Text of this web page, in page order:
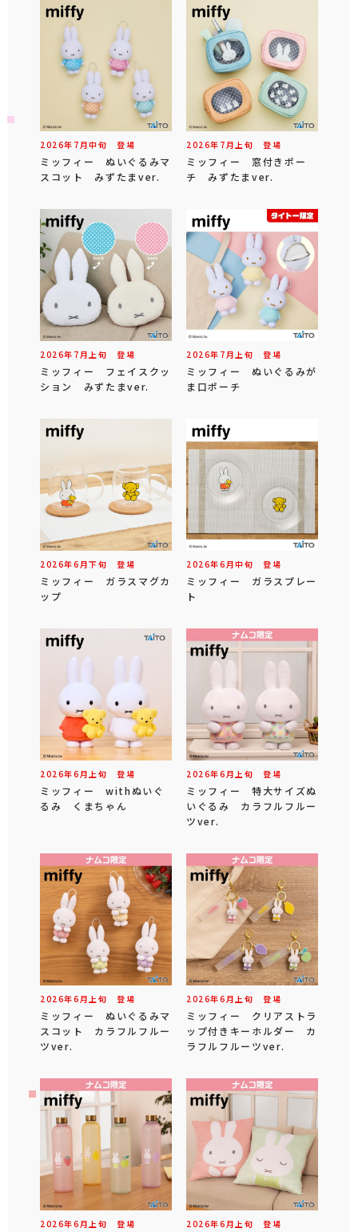
2026年 7 月中旬 登場
ミッフィー ぬいぐるみマ
スコット みずたまver.
2026年 7 月 上旬 登場
ミッフィー 窓付きポー
チ みずたまver.
2026年 7 月 上旬 登場
ミッフィー フェイスクッ
ション みずたまver.
2026年 7 月 上旬 登場
ミッフィー ぬいぐるみが
ま口ポーチ
2026年6 月下旬 登場
ミッフィー ガラスマグカ
ップ
2026年6 月中旬 登場
ミッフィー ガラスプレー
ト
2026年6 月 上旬 登場
ミッフィー withぬいぐ
るみ くまちゃん
2026年6 月 上旬 登場
ミッフィー 特大サイズぬ
いぐるみ カラフルフルー
ツver.
2026年6 月 上旬 登場
ミッフィー ぬいぐるみマ
スコット カラフルフルー
ツver.
2026年6 月 上旬 登場
ミッフィー クリアストラ
ップ付きキーホルダー カ
ラフルフルーツver.
2026年6 月 上旬 登場 2026年6 月 上旬 登場